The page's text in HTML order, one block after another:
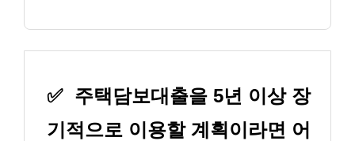
✅ 주택담보대출을 5년 이상 장
기적으로 이용할 계획이라면 어